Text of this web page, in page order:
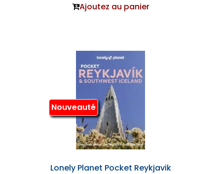
Ajoutez au panier
Nouveauté
Lonely Planet Pocket Reykjavik